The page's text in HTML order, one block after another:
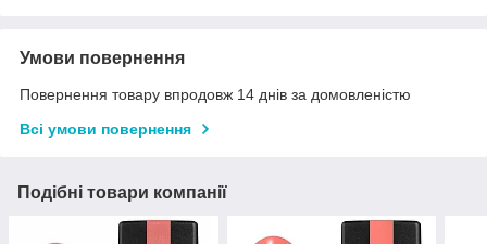
Умови повернення
Повернення товару впродовж 14 днів за домовленістю
Всі умови повернення
Подібні товари компанії